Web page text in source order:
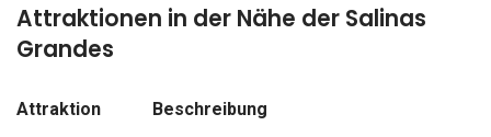
Attraktionen in der Nähe der Salinas
Grandes
Attraktion Beschreibung